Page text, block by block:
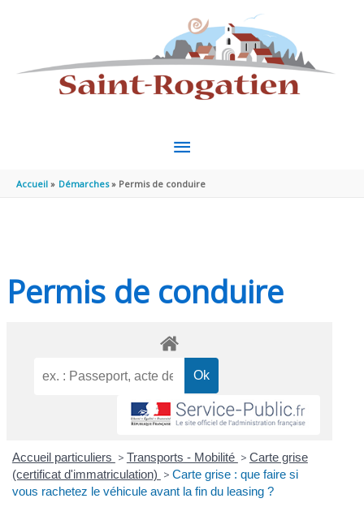
MENU
PRINCIPAL
Accueil Démarches Permis de conduire
Permis de conduire
Accueil particuliers > Transports - Mobilité > Carte grise
(certificat d'immatriculation) > Carte grise : que faire si
vous rachetez le véhicule avant la fin du leasing ?